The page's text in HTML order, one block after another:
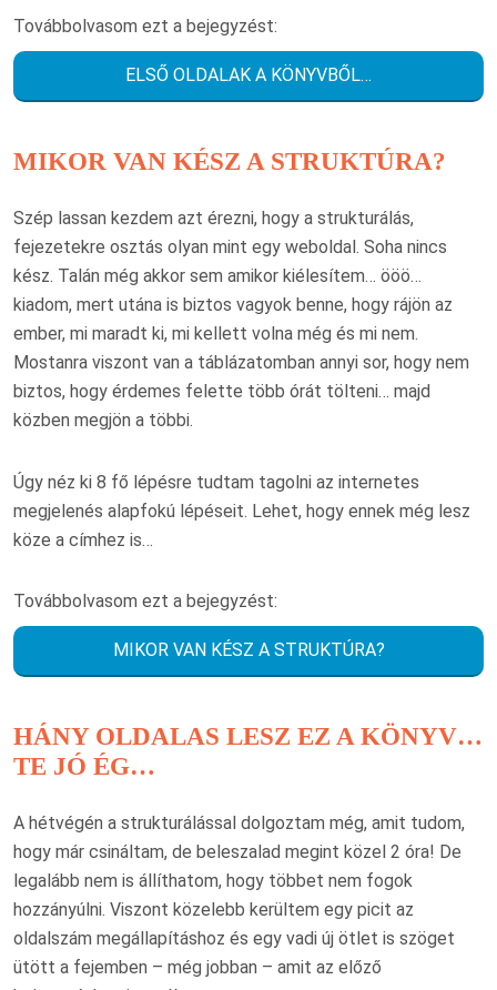
Továbbolvasom ezt a bejegyzést:
ELSŐ OLDALAK A KÖNYVBŐL…
MIKOR VAN KÉSZ A STRUKTÚRA?
Szép lassan kezdem azt érezni, hogy a strukturálás,
fejezetekre osztás olyan mint egy weboldal. Soha nincs
kész. Talán még akkor sem amikor kiélesítem… ööö…
kiadom, mert utána is biztos vagyok benne, hogy rájön az
ember, mi maradt ki, mi kellett volna még és mi nem.
Mostanra viszont van a táblázatomban annyi sor, hogy nem
biztos, hogy érdemes felette több órát tölteni… majd
közben megjön a többi.
Úgy néz ki 8 fő lépésre tudtam tagolni az internetes
megjelenés alapfokú lépéseit. Lehet, hogy ennek még lesz
köze a címhez is…
Továbbolvasom ezt a bejegyzést:
MIKOR VAN KÉSZ A STRUKTÚRA?
HÁNY OLDALAS LESZ EZ A KÖNYV…
TE JÓ ÉG…
A hétvégén a strukturálással dolgoztam még, amit tudom,
hogy már csináltam, de beleszalad megint közel 2 óra! De
legalább nem is állíthatom, hogy többet nem fogok
hozzányúlni. Viszont közelebb kerültem egy picit az
oldalszám megállapításhoz és egy vadi új ötlet is szöget
ütött a fejemben – még jobban – amit az előző